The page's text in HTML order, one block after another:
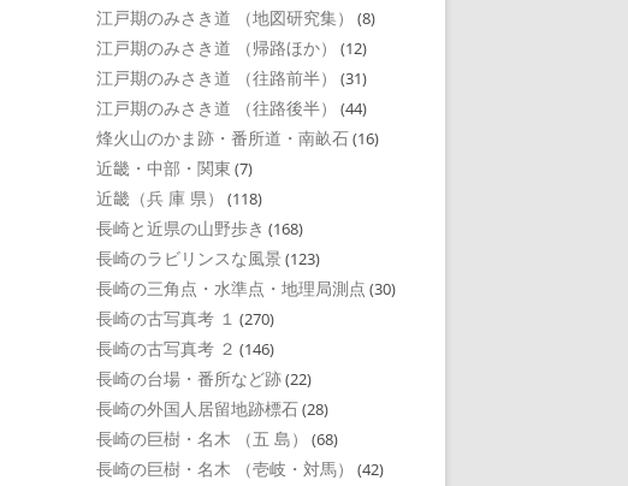
江戸期のみさき道 （地図研究集） (8)
江戸期のみさき道 （帰路ほか） (12)
江戸期のみさき道 （往路前半） (31)
江戸期のみさき道 （往路後半） (44)
烽火山のかま跡・番所道・南畝石(16)
近畿・中部・関東 (7)
近畿（兵 庫 県） (118)
長崎と近県の山野歩き (168)
長崎のラビリンスな風景 (123)
長崎の三角点・水準点・地理局測点 (30)
長崎の古写真考 １ (270)
長崎の古写真考 ２ (146)
長崎の台場・番所など跡(22)
長崎の外国人居留地跡標石(28)
長崎の巨樹・名木 （五 島） (68)
長崎の巨樹・名木 （壱岐・対馬） (42)